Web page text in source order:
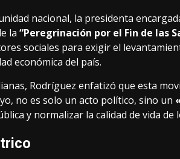
nacional, la presidenta
la “Peregrinación por el Fin de las
sociales para exigir el
económica del país.
Rodríguez enfatizó que esta
no es solo un acto político, sino un
y normalizar la calidad de vida de